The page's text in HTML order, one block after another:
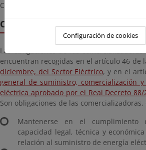
Competencia.
Obligaciones
Las obligaciones de las
encuentran recogidas en el artículo 46 de
diciembre, del Sector Eléctrico, y en el
general de suministro, comercialización
eléctrica aprobado por el Real Decreto
Son obligaciones de las
Mantenerse en el
capacidad legal, técnica y
relación al suministro de energía
Configuración de cookies